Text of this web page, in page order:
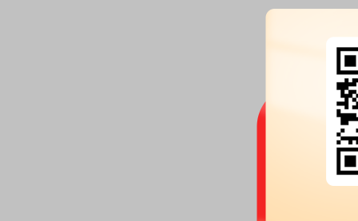
年度股东会会议文件》
2026年06月09日发布《
收合并事项通知债权人的公告》